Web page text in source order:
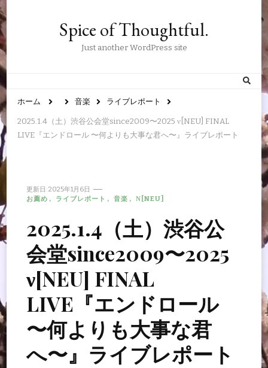
Spice of Thoughtful.
Just another WordPress site
ホーム 音楽 ライブレポート
2025.1.4（土）渋谷公会堂since2009〜2025 ν[NEU] FINAL
LIVE『エンドロール 〜何よりも大事な君へ〜』ライブレポート
更新日:2025年1月6日
お薦め
ライブレポート 音楽 Ν[NEU]
2025.1.4（土）渋谷公
会堂since2009〜2025
ν[NEU] FINAL
LIVE『エンドロール
〜何よりも大事な君
へ〜』ライブレポート